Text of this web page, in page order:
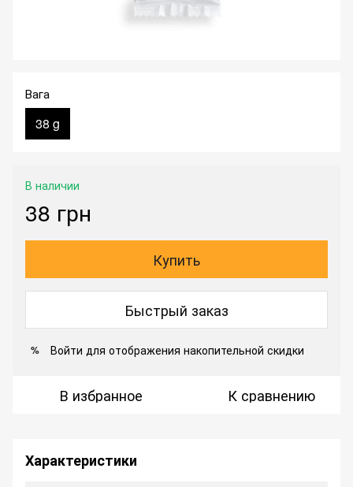
Вага
38 g
В наличии
38 грн
Купить
Быстрый заказ
% Войти для отображения накопительной скидки
В избранное К сравнению
Характеристики